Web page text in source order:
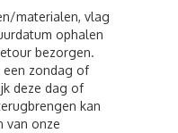
materialen, vlag
ophalen
bezorgen.
een zondag of
deze dag of
kan
van onze